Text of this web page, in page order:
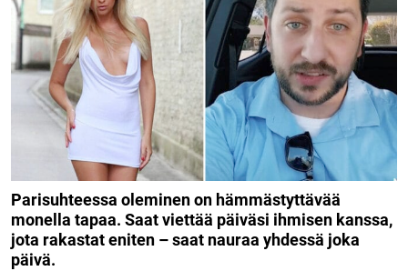
Parisuhteessa oleminen on hämmästyttävää
monella tapaa. Saat viettää päiväsi ihmisen kanssa,
jota rakastat eniten – saat nauraa yhdessä joka
päivä.